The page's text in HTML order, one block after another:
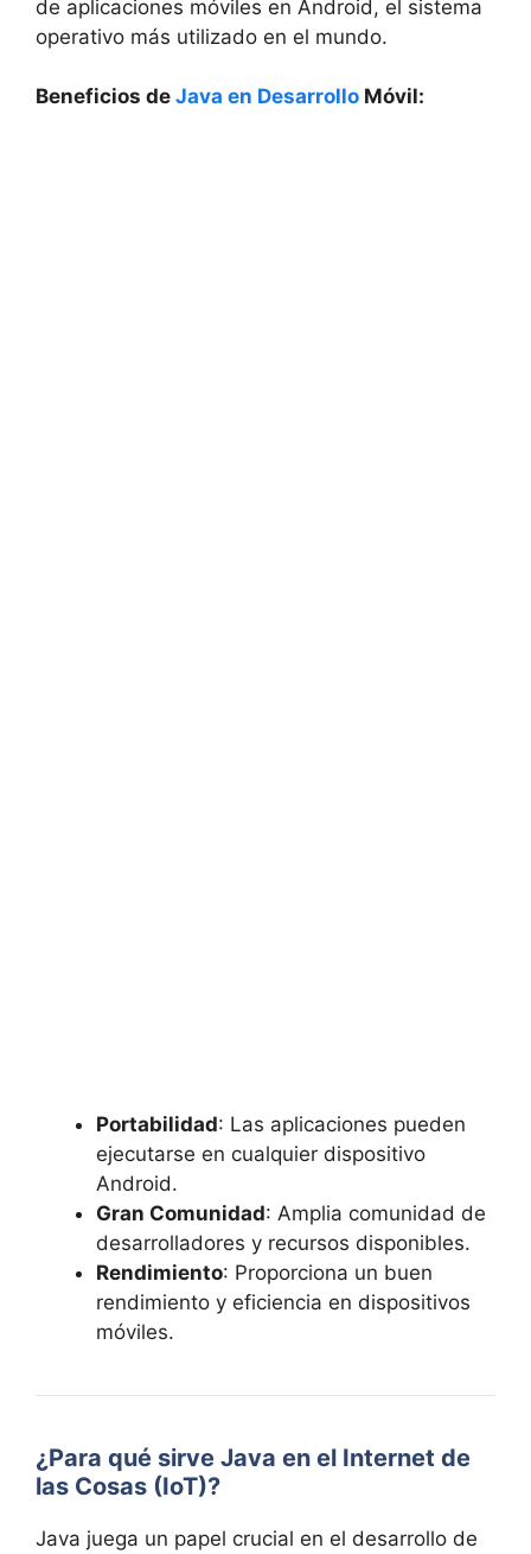
de aplicaciones móviles en Android, el sistema
operativo más utilizado en el mundo.
Beneficios de Java en Desarrollo Móvil:
Portabilidad: Las aplicaciones pueden
ejecutarse en cualquier dispositivo
Android.
Gran Comunidad: Amplia comunidad de
desarrolladores y recursos disponibles.
Rendimiento: Proporciona un buen
rendimiento y eficiencia en dispositivos
móviles.
¿Para qué sirve Java en el Internet de
las Cosas (IoT)?
Java juega un papel crucial en el desarrollo de